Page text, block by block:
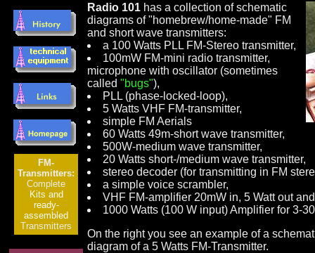
FM-
Transmitters:
Complete
Kits and
ready-
assembled
Transmitters
Radio 101 has a collection of schematic
diagrams of "homebrew/home-made" FM
and short wave transmitters:
a 100 Watts PLL FM-Stereo transmitter,
100mW FM-mini radio transmitter,
microphone with oscillator (sometimes
called "bugs"),
PLL (phase-locked-loop),
5 Watts VHF FM-transmitter,
simple FM Aerials
60 Watts 49m-short wave transmitter,
500W-medium wave transmitter,
20 Watts short-/medium wave transmitter,
stereo decoder (for transmitting in FM
a simple voice scrambler,
VHF FM-amplifier 20mW in, 5 Watt out
1000 Watts (100 W input) Amplifier for 3-
On the right you see an example of a
diagram of a 5 Watts FM-Transmitter.